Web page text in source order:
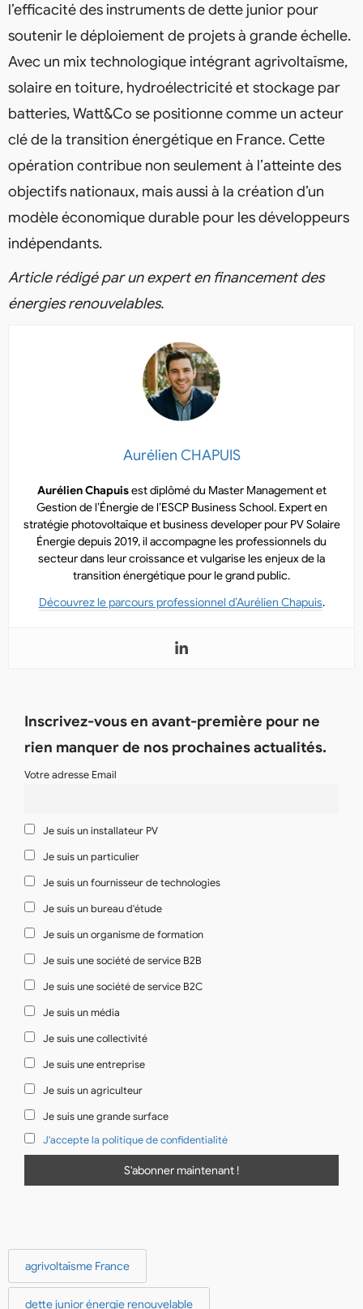
l’efficacité des instruments de dette junior pour
soutenir le déploiement de projets à grande échelle.
Avec un mix technologique intégrant agrivoltaïsme,
solaire en toiture, hydroélectricité et stockage par
batteries, Watt&Co se positionne comme un acteur
clé de la transition énergétique en France. Cette
opération contribue non seulement à l’atteinte des
objectifs nationaux, mais aussi à la création d’un
modèle économique durable pour les développeurs
indépendants.
Article rédigé par un expert en financement des
énergies renouvelables.
Aurélien CHAPUIS
Aurélien Chapuisest diplômé du Master Management et
Gestion de l’Énergie de l’ESCP Business School. Expert en
stratégie photovoltaïque et business developer pour PV Solaire
Énergie depuis 2019, il accompagne les professionnels du
secteur dans leur croissance et vulgarise les enjeux de la
transition énergétique pour le grand public.
Découvrez le parcours professionnel d’Aurélien Chapuis.
Inscrivez-vous en avant-première pour ne
rien manquer de nos prochaines actualités.
Votre adresse Email
Je suis un installateur PV
Je suis un particulier
Je suis un fournisseur de technologies
Je suis un bureau d'étude
Je suis un organisme de formation
Je suis une société de service B2B
Je suis une société de service B2C
Je suis un média
Je suis une collectivité
Je suis une entreprise
Je suis un agriculteur
Je suis une grande surface
J'accepte la politique de confidentialité
agrivoltaïsme France
dette junior énergie renouvelable